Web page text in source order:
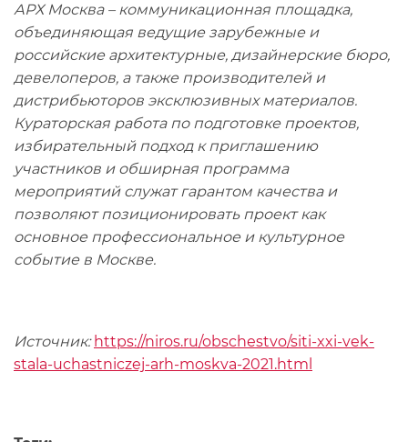
АРХ Москва – коммуникационная площадка,
объединяющая ведущие зарубежные и
российские архитектурные, дизайнерские бюро,
девелоперов, а также производителей и
дистрибьюторов эксклюзивных материалов.
Кураторская работа по подготовке проектов,
избирательный подход к приглашению
участников и обширная программа
мероприятий служат гарантом качества и
позволяют позиционировать проект как
основное профессиональное и культурное
событие в Москве.
Источник: https://niros.ru/obschestvo/siti-xxi-vek-
stala-uchastniczej-arh-moskva-2021.html